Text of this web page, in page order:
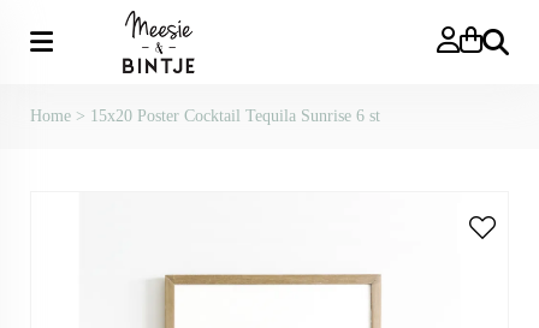
Zoeken
Home > 15x20 Poster Cocktail Tequila Sunrise 6 st